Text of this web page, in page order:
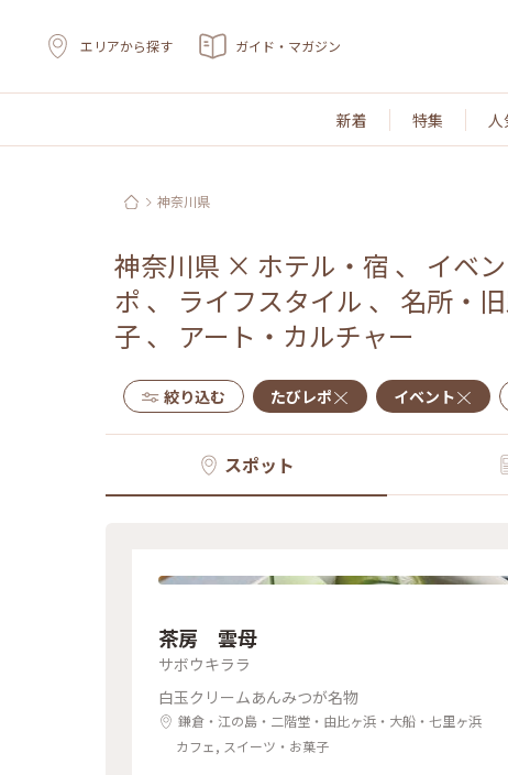
エリアから探す ガイド・マガジン
新着 特集
神奈川県
神奈川県 × ホテル・宿 、 イベ
ポ 、 ライフスタイル 、 名所・
子 、 アート・カルチャー
絞り込む たびレポ イベント
スポット
茶房 雲母
サボウキララ
白玉クリームあんみつが名物
鎌倉・江の島・二階堂・由比ヶ浜・大船・七里ヶ浜
カフェ, スイーツ・お菓子